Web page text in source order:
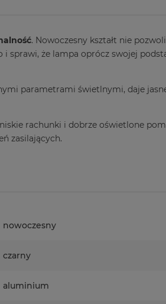
. Nowoczesny kształt nie
sprawi, że lampa oprócz swojej
parametrami świetlnymi, daje
rachunki i dobrze oświetlone
zasilających.
nowoczesny
czarny
aluminium